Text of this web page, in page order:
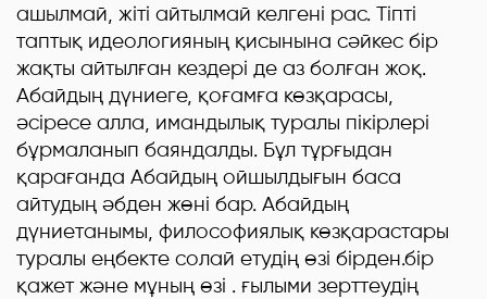
ашылмай, жіті айтылмай келгені рас. Тіпті
таптық идеологияның қисынына сәйкес бір
жақты айтылған кездері де аз болған жоқ.
Абайдың дүниеге, қоғамға көзқарасы,
әсіресе алла, имандылық туралы пікірлері
бұрмаланып баяндалды. Бұл тұрғыдан
қарағанда Абайдың ойшылдығын баса
айтудың әбден жөні бар. Абайдың
дүниетанымы, философиялық көзқарастары
туралы еңбекте солай етудің өзі бірден.бір
қажет және мұның өзі . ғылыми зерттеудің